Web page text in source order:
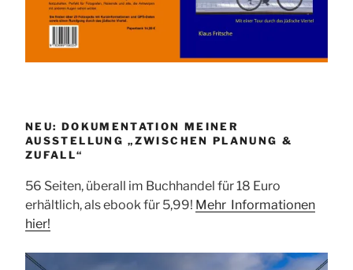
NEU: DOKUMENTATION MEINER
AUSSTELLUNG „ZWISCHEN PLANUNG &
ZUFALL“
56 Seiten, überall im Buchhandel für 18 Euro
erhältlich, als ebook für 5,99! Mehr Informationen
hier!